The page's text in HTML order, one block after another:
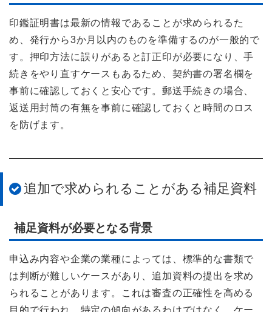
印鑑証明書は最新の情報であることが求められるた
め、発行から3か月以内のものを準備するのが一般的で
す。押印方法に誤りがあると訂正印が必要になり、手
続きをやり直すケースもあるため、契約書の署名欄を
事前に確認しておくと安心です。郵送手続きの場合、
返送用封筒の有無を事前に確認しておくと時間のロス
を防げます。
追加で求められることがある補足資料
補足資料が必要となる背景
申込み内容や企業の業種によっては、標準的な書類で
は判断が難しいケースがあり、追加資料の提出を求め
られることがあります。これは審査の正確性を高める
目的で行われ、特定の傾向があるわけではなく、ケー